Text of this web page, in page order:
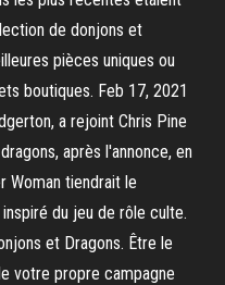
de donjons et
pièces uniques ou
boutiques. Feb 17, 2021
a rejoint Chris Pine
après l'annonce, en
Woman tiendrait le
du jeu de rôle culte.
et Dragons. Être le
votre propre campagne